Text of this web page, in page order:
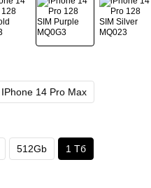
IPhone 14 Pro Max
512Gb 1 Тб